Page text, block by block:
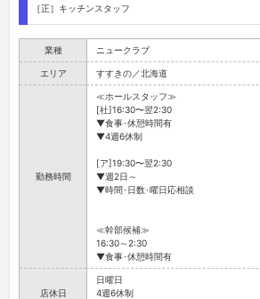
［正］キッチンスタッフ
業種 ニュークラブ
エリア すすきの／北海道
勤務時間
≪ホールスタッフ≫
[社]16:30〜翌2:30
▼食事･休憩時間有
▼4週6休制
[ア]19:30〜翌2:30
▼週2日～
▼時間･日数･曜日応相談
≪幹部候補≫
16:30～2:30
▼食事･休憩時間有
店休日
日曜日
4週6休制